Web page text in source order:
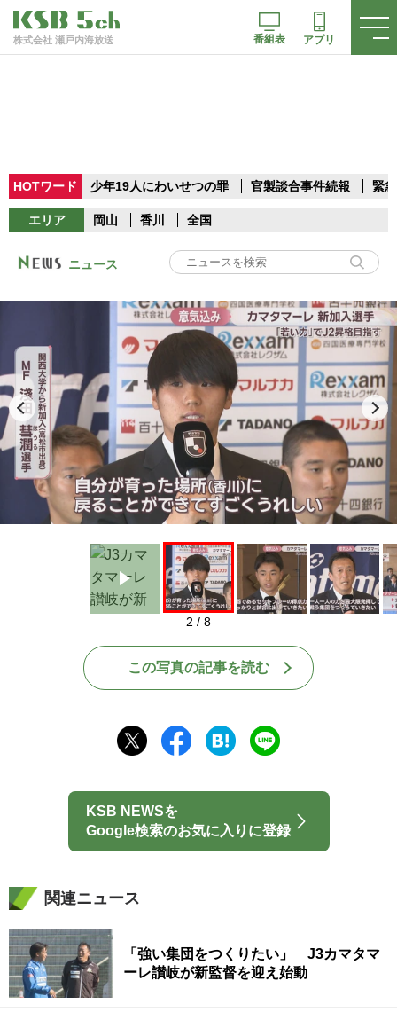
株式会社 瀬戸内海放送 番組表 アプリ
HOTワード 少年19人にわいせつの罪 官製談合事件続報 緊
エリア 岡山 香川 全国
ニュース
Play
2 / 8
この写真の記事を読む
KSB NEWSを
Google検索のお気に入りに登録
関連ニュース
「強い集団をつくりたい」 J3カマタマ
ーレ讃岐が新監督を迎え始動